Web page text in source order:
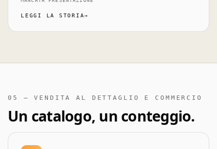
LEGGI LA STORIA→
05 — VENDITA AL DETTAGLIO E COMMERCIO
Un catalogo, un conteggio.